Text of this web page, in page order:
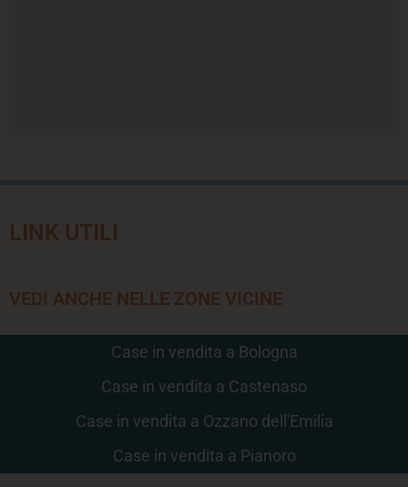
LINK UTILI
VEDI ANCHE NELLE ZONE VICINE
Case in vendita a Bologna
Case in vendita a Castenaso
Case in vendita a Ozzano dell'Emilia
Case in vendita a Pianoro